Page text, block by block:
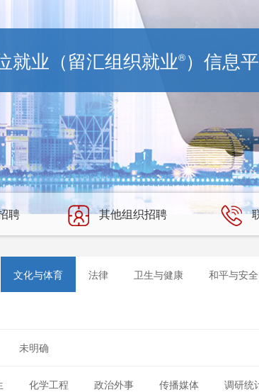
就业（留汇组织就业® ）信息
聘 其他组织招聘
文化与体育 法律 卫生与健康 和平与安全
未明确
化学工程 政治外事 传播媒体 调研统